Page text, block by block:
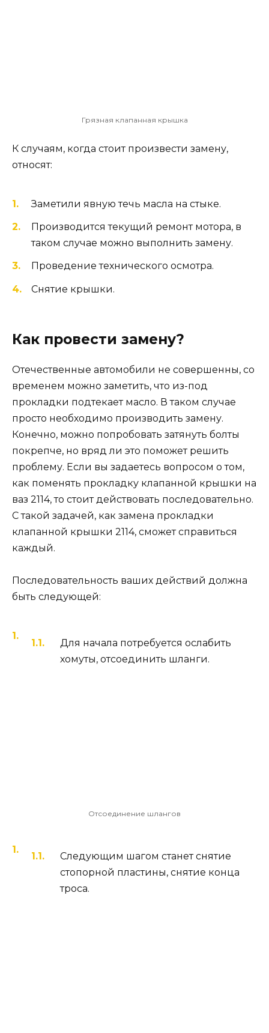
Грязная клапанная крышка
К случаям, когда стоит произвести замену,
относят:
Заметили явную течь масла на стыке.
Производится текущий ремонт мотора, в
таком случае можно выполнить замену.
Проведение технического осмотра.
Снятие крышки.
Как провести замену?
Отечественные автомобили не совершенны, со
временем можно заметить, что из-под
прокладки подтекает масло. В таком случае
просто необходимо производить замену.
Конечно, можно попробовать затянуть болты
покрепче, но вряд ли это поможет решить
проблему. Если вы задаетесь вопросом о том,
как поменять прокладку клапанной крышки на
ваз 2114, то стоит действовать последовательно.
С такой задачей, как замена прокладки
клапанной крышки 2114, сможет справиться
каждый.
Последовательность ваших действий должна
быть следующей:
Для начала потребуется ослабить
хомуты, отсоединить шланги.
Отсоединение шлангов
Следующим шагом станет снятие
стопорной пластины, снятие конца
троса.